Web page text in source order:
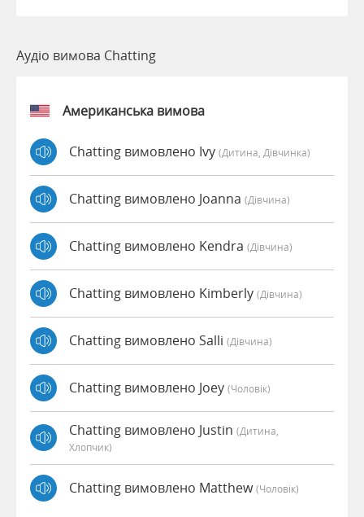
Аудіо вимова Chatting
Американська вимова
Chatting вимовлено Ivy (дитина, Дівчинка)
Chatting вимовлено Joanna (дівчина)
Chatting вимовлено Kendra (дівчина)
Chatting вимовлено Kimberly (дівчина)
Chatting вимовлено Salli (дівчина)
Chatting вимовлено Joey (чоловік)
Chatting вимовлено Justin (дитина,
Хлопчик)
Chatting вимовлено Matthew(чоловік)